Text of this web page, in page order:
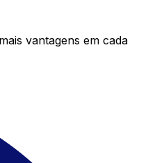
vantagens em cada